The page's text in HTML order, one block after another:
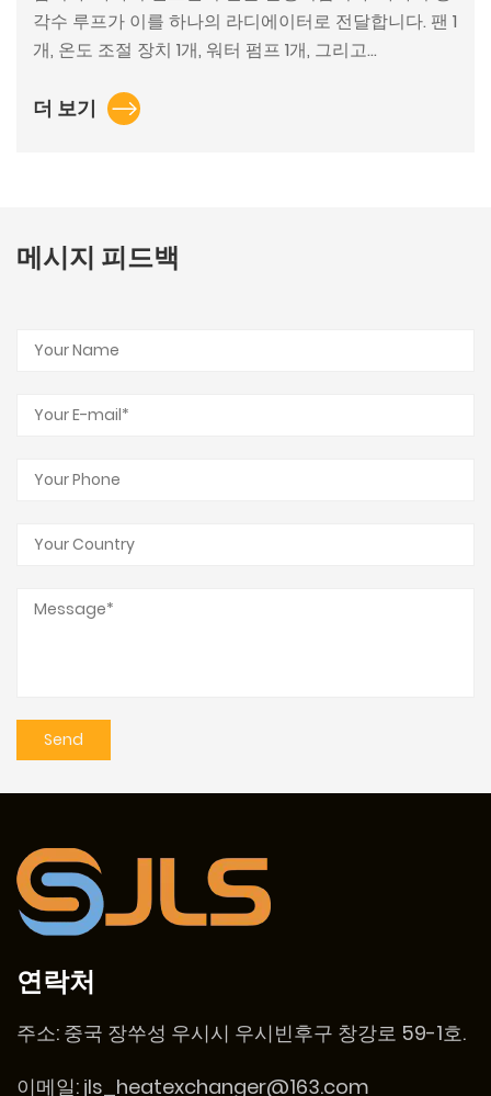
각수 루프가 이를 하나의 라디에이터로 전달합니다. 팬 1
개, 온도 조절 장치 1개, 워터 펌프 1개, 그리고...
더 보기
메시지 피드백
연락처
주소: 중국 장쑤성 우시시 우시빈후구 창강로 59-1호.
이메일: jls_heatexchanger@163.com